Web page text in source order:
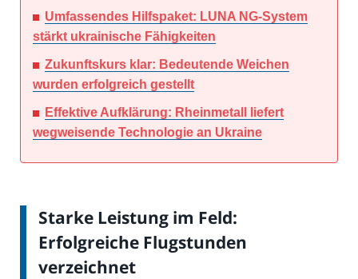
Umfassendes Hilfspaket: LUNA NG-System
stärkt ukrainische Fähigkeiten
Zukunftskurs klar: Bedeutende Weichen
wurden erfolgreich gestellt
Effektive Aufklärung: Rheinmetall liefert
wegweisende Technologie an Ukraine
Starke Leistung im Feld:
Erfolgreiche Flugstunden
verzeichnet